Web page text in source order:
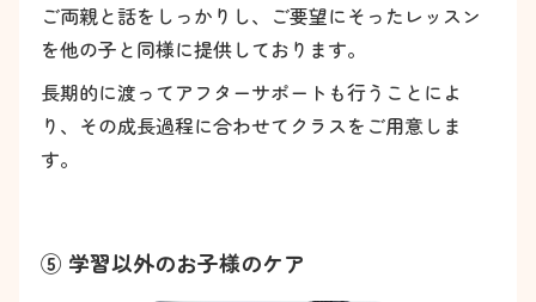
ご両親と話をしっかりし、ご要望にそったレッスン
を他の子と同様に提供しております。
長期的に渡ってアフターサポートも行うことによ
り、その成長過程に合わせてクラスをご用意しま
す。
⑤ 学習以外のお子様のケア